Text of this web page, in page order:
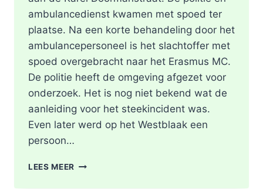
ambulancedienst kwamen met spoed ter
plaatse. Na een korte behandeling door het
ambulancepersoneel is het slachtoffer met
spoed overgebracht naar het Erasmus MC.
De politie heeft de omgeving afgezet voor
onderzoek. Het is nog niet bekend wat de
aanleiding voor het steekincident was.
Even later werd op het Westblaak een
persoon…
LEES MEER POLITIE